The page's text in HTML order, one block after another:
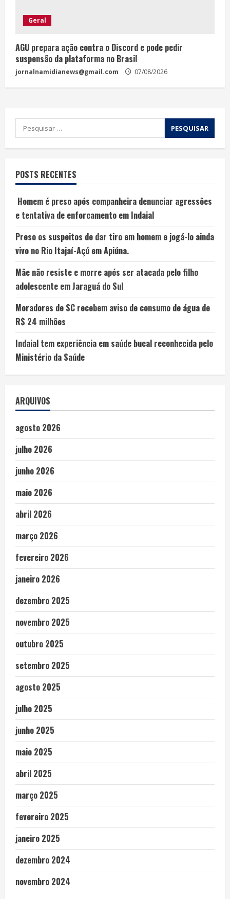
Geral
AGU prepara ação contra o Discord e pode pedir
suspensão da plataforma no Brasil
jornalnamidianews@gmail.com 07/08/2026
POSTS RECENTES
Homem é preso após companheira denunciar agressões
e tentativa de enforcamento em Indaial
Preso os suspeitos de dar tiro em homem e jogá-lo ainda
vivo no Rio Itajaí-Açú em Apiúna.
Mãe não resiste e morre após ser atacada pelo filho
adolescente em Jaraguá do Sul
Moradores de SC recebem aviso de consumo de água de
R$ 24 milhões
Indaial tem experiência em saúde bucal reconhecida pelo
Ministério da Saúde
ARQUIVOS
agosto 2026
julho 2026
junho 2026
maio 2026
abril 2026
março 2026
fevereiro 2026
janeiro 2026
dezembro 2025
novembro 2025
outubro 2025
setembro 2025
agosto 2025
julho 2025
junho 2025
maio 2025
abril 2025
março 2025
fevereiro 2025
janeiro 2025
dezembro 2024
novembro 2024